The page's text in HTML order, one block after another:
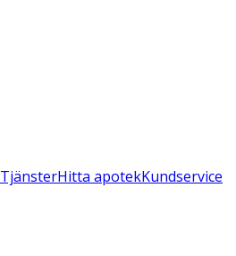
TjänsterHitta apotekKundservice